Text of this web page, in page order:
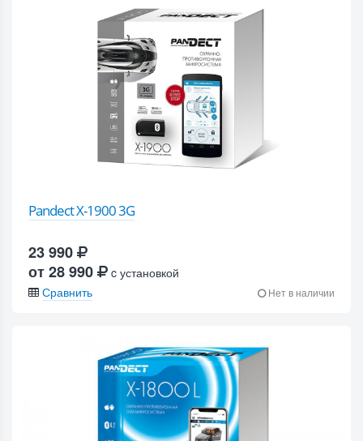
Pandect X-1900 3G
23 990
от 28 990
c установкой
Сравнить
Нет в наличии